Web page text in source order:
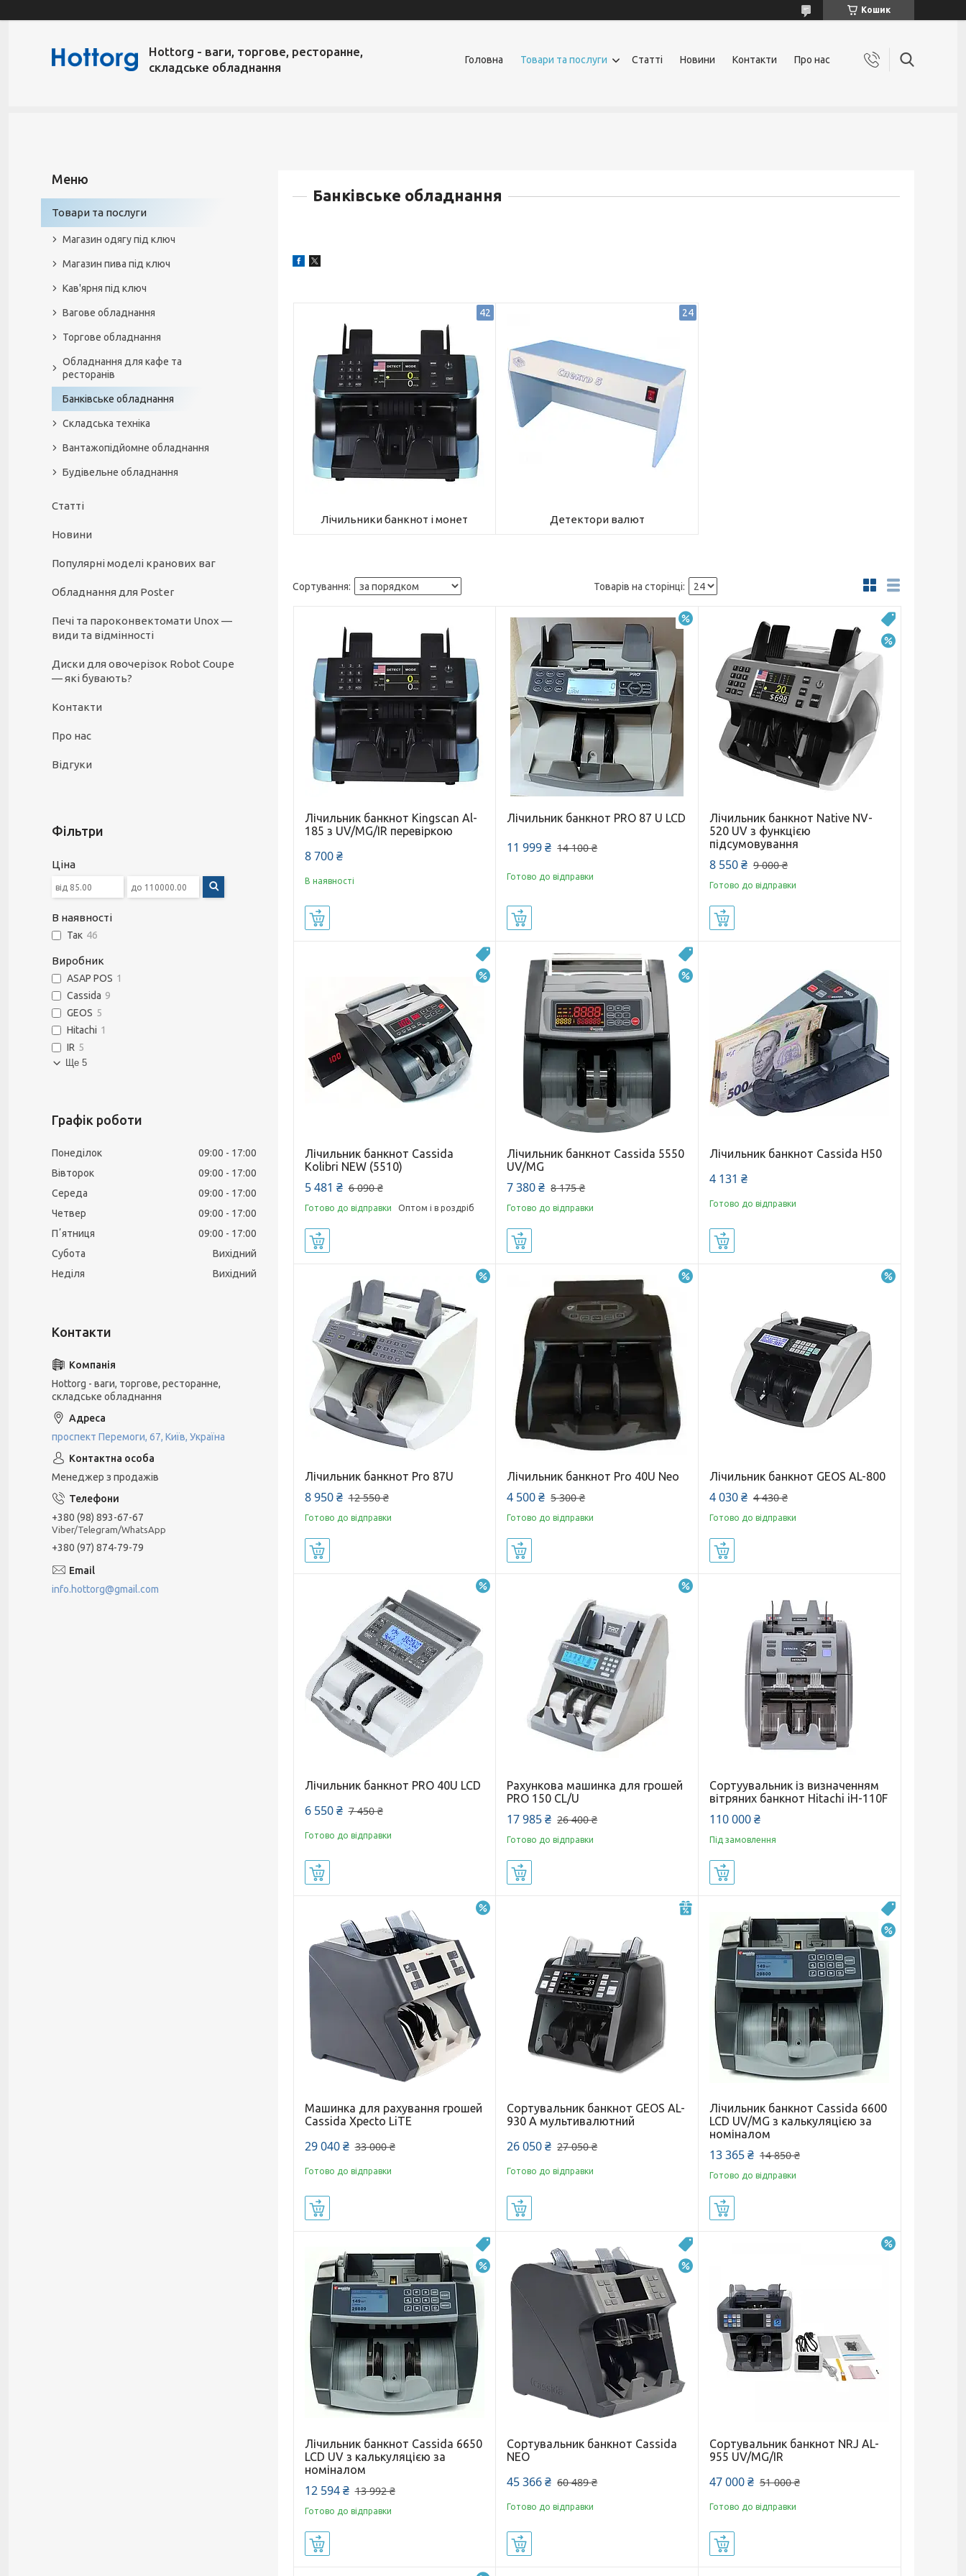
Кошик
Hottorg - ваги, торгове, ресторанне,
складське обладнання
Головна Товари та послуги Статті Новини Контакти Про нас
Банківське обладнання
42
Лічильники банкнот і монет
24
Детектори валют
Лічильник банкнот Kingscan Al-
185 з UV/MG/IR перевіркою
8 700 ₴
В наявності
Лічильник банкнот PRO 87 U LCD
11 999 ₴ 14 100 ₴
Готово до відправки
Лічильник банкнот Native NV-
520 UV з функцією
підсумовування
8 550 ₴ 9 000 ₴
Готово до відправки
Лічильник банкнот Cassida
Kolibri NEW (5510)
5 481 ₴ 6 090 ₴
Готово до відправки Оптом і в роздріб
Лічильник банкнот Cassida 5550
UV/MG
7 380 ₴ 8 175 ₴
Готово до відправки
Лічильник банкнот Cassida H50
4 131 ₴
Готово до відправки
Лічильник банкнот Pro 87U
8 950 ₴ 12 550 ₴
Готово до відправки
Лічильник банкнот Pro 40U Neo
4 500 ₴ 5 300 ₴
Готово до відправки
Лічильник банкнот GEOS AL-800
4 030 ₴ 4 430 ₴
Готово до відправки
Лічильник банкнот PRO 40U LCD
6 550 ₴ 7 450 ₴
Готово до відправки
Рахункова машинка для грошей
PRO 150 CL/U
17 985 ₴ 26 400 ₴
Готово до відправки
Сортуувальник із визначенням
вітряних банкнот Hitachi iH-110F
110 000 ₴
Під замовлення
Машинка для рахування грошей
Cassida Xpecto LiTE
29 040 ₴ 33 000 ₴
Готово до відправки
Сортувальник банкнот GEOS AL-
930 A мультивалютний
26 050 ₴ 27 050 ₴
Готово до відправки
Лічильник банкнот Cassida 6600
LCD UV/MG з калькуляцією за
номіналом
13 365 ₴ 14 850 ₴
Готово до відправки
–10%
Лічильник банкнот Cassida 6650
LCD UV з калькуляцією за
номіналом
12 594 ₴ 13 992 ₴
Готово до відправки
Сортувальник банкнот Cassida
NEO
45 366 ₴ 60 489 ₴
Готово до відправки
Сортувальник банкнот NRJ AL-
955 UV/MG/IR
47 000 ₴ 51 000 ₴
Готово до відправки
Товари та послуги
Магазин одягу під ключ
Магазин пива під ключ
Кав'ярня під ключ
Вагове обладнання
Торгове обладнання
Обладнання для кафе та
ресторанів
Банківське обладнання
Складська техніка
Вантажопідйомне обладнання
Будівельне обладнання
Статті
Новини
Популярні моделі кранових ваг
Обладнання для Poster
Печі та пароконвектомати Unox —
види та відмінності
Диски для овочерізок Robot Coupe
— які бувають?
Контакти
Про нас
Відгуки
Фільтри
Ціна
В наявності
Так 46
Виробник
ASAP POS 1
Cassida 9
GEOS 5
Hitachi 1
IR 5
Ще 5
Графік роботи
Понеділок 09:00
17:00
Вівторок
09:00
17:00
Середа
09:00
17:00
Четвер
09:00
17:00
Пʼятниця
09:00
17:00
Субота
Вихідний
Неділя
Вихідний
Hottorg - ваги, торгове, ресторанне,
складське обладнання
проспект Перемоги, 67, Київ, Україна
Менеджер з продажів
+380 (98) 893-67-67
Viber/Telegram/WhatsApp
+380 (97) 874-79-79
info.hottorg@gmail.com